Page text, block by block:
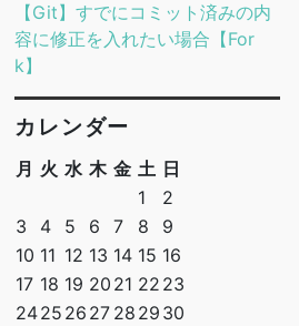
【Git】すでにコミット済みの内
容に修正を入れたい場合【For
k】
カレンダー
月 火 水 木 金 土 日
1
2
3
4 5 6 7 8
9
10 11 12 13 14 15 16
17 18 19 20 21 22 23
2425 26 27 28 29 30